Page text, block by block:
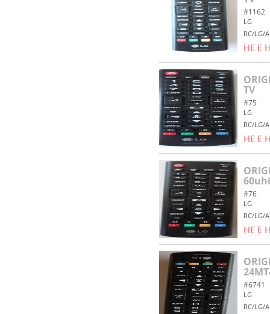
#1162
LG
RC/LG/
НЕ Е
TV
#75
LG
RC/LG/
НЕ Е
#76
LG
RC/LG/
НЕ Е
#6741
LG
RC/LG/